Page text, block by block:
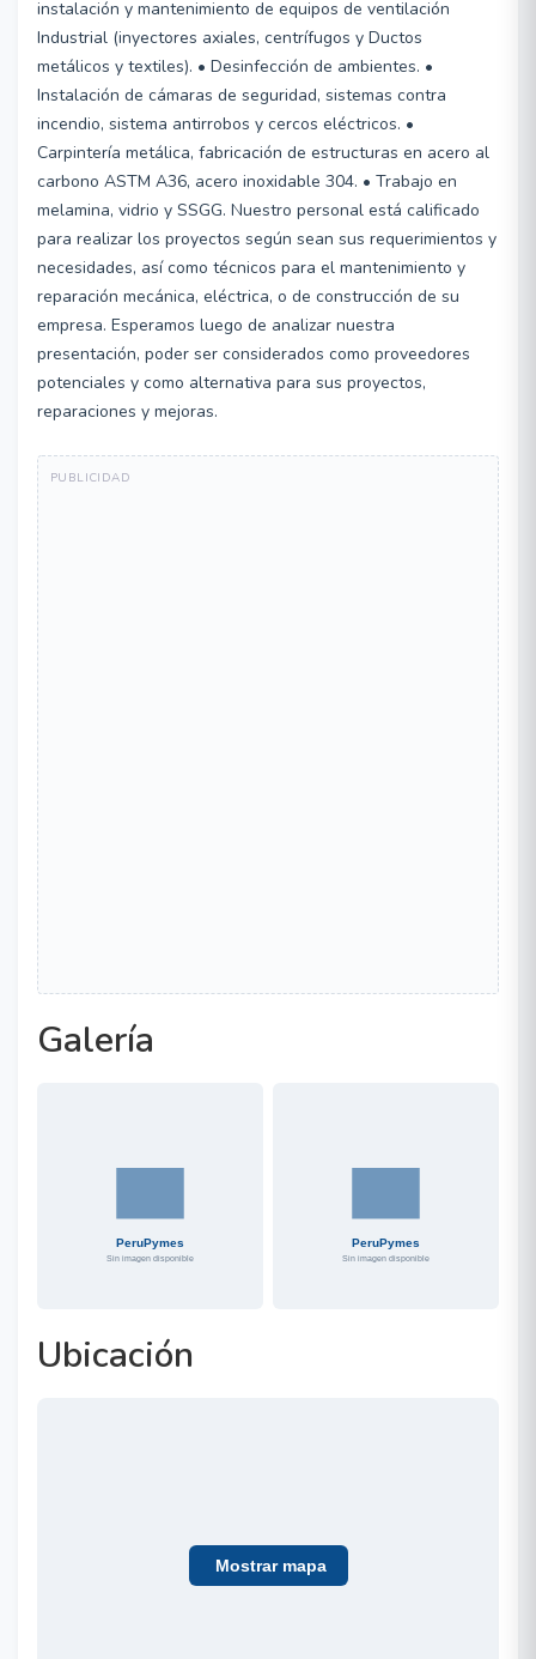
instalación y mantenimiento de equipos de ventilación
Industrial (inyectores axiales, centrífugos y Ductos
metálicos y textiles). • Desinfección de ambientes. •
Instalación de cámaras de seguridad, sistemas contra
incendio, sistema antirrobos y cercos eléctricos. •
Carpintería metálica, fabricación de estructuras en acero al
carbono ASTM A36, acero inoxidable 304. • Trabajo en
melamina, vidrio y SSGG. Nuestro personal está calificado
para realizar los proyectos según sean sus requerimientos y
necesidades, así como técnicos para el mantenimiento y
reparación mecánica, eléctrica, o de construcción de su
empresa. Esperamos luego de analizar nuestra
presentación, poder ser considerados como proveedores
potenciales y como alternativa para sus proyectos,
reparaciones y mejoras.
Galería
Ubicación
Mostrar mapa